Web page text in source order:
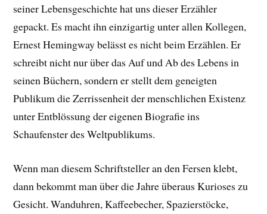
seiner Lebensgeschichte hat uns dieser Erzähler
gepackt. Es macht ihn einzigartig unter allen Kollegen,
Ernest Hemingway belässt es nicht beim Erzählen. Er
schreibt nicht nur über das Auf und Ab des Lebens in
seinen Büchern, sondern er stellt dem geneigten
Publikum die Zerrissenheit der menschlichen Existenz
unter Entblössung der eigenen Biografie ins
Schaufenster des Weltpublikums.
Wenn man diesem Schriftsteller an den Fersen klebt,
dann bekommt man über die Jahre überaus Kurioses zu
Gesicht. Wanduhren, Kaffeebecher, Spazierstöcke,